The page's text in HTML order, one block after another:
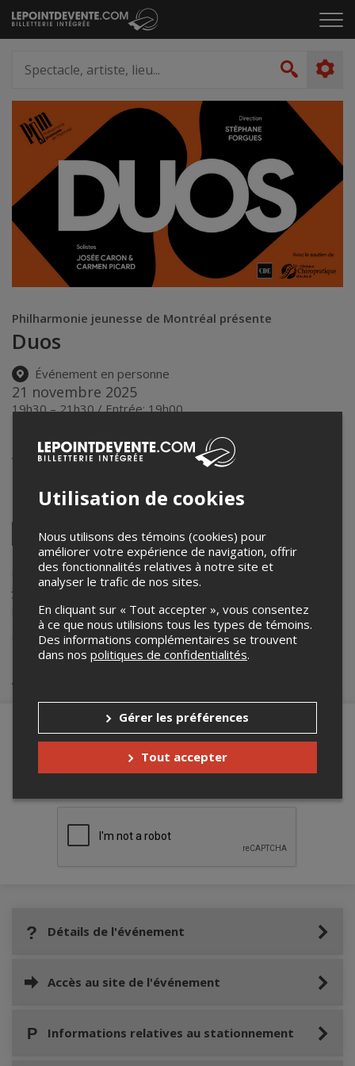
Passer
au
le
artiste,
lieu...
Philharmonie jeunesse de Montréal présente
Duos
Événement en personne
21 novembre 2025
19h30 – 21h30 / Entrée: 19h00
Salle Marguerite-Bourgeoys du Collège Regina
Assumpta
QC,Canada
Partagez cet événement
Facebook LinkedinPinterestEnvoyer
par
courriel
Lepointdevente.com agit à titre de mandataire pour Philharmonie
jeunesse de Montréaldans le cadre de l’affichage en ligne et la
vente de billets pour ses événements.
Pour plus d’information à propos de cet événement, veuillez
contacter l’organisateur de l’événement,Philharmonie jeunesse de
Montréal, àinfo@lapjm.org.
Achat de billets
Merci de confirmer que vous n'êtes pas un
Détails de l'événement
Accès au site de l'événement
Informations relatives au stationnement
Utilisation de cookies
Nous utilisons des témoins (cookies) pour
améliorer votre expérience de navigation, offrir
des fonctionnalités relatives à notre site et
analyser le trafic de nos sites.
En cliquant sur « Tout accepter », vous consentez
à ce que nous utilisions tous les types de témoins.
Des informations complémentaires se trouvent
dans nos politiques de confidentialités.
Gérer les préférences
Tout accepter